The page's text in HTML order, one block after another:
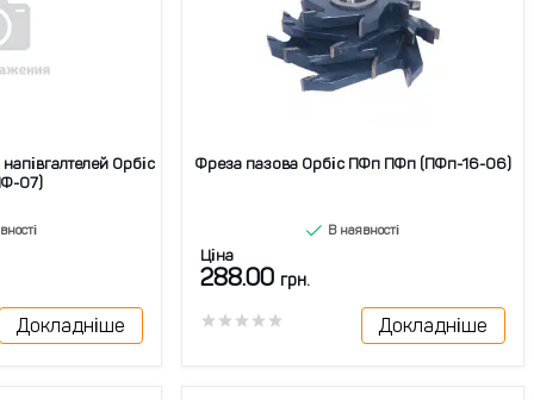
Орбіс
07)
Докладніше
Фреза пазова Орбіс ПФп ПФп (ПФп-16-06)
В наявності
Ціна
288.00 грн.
Докладніше